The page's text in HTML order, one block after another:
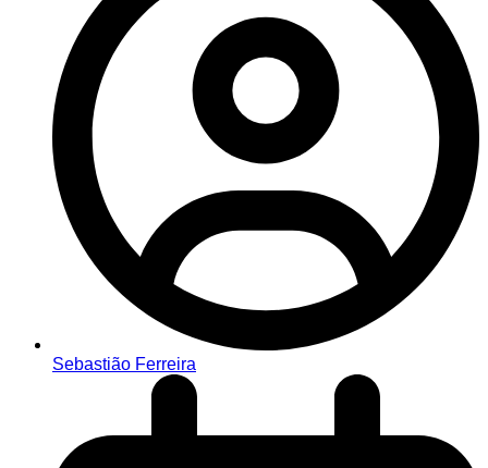
Sebastião Ferreira